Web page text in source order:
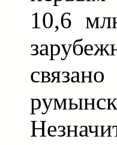
10,6